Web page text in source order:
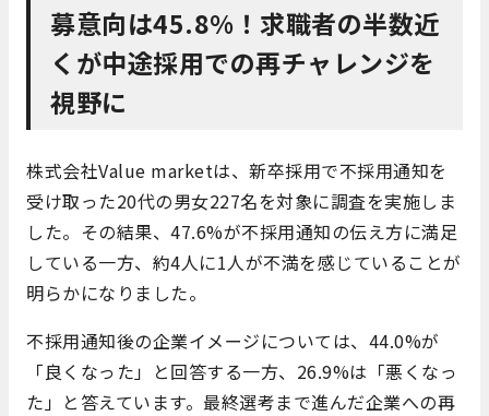
募意向は45.8%！求職者の半数近
くが中途採用での再チャレンジを
視野に
株式会社Value marketは、新卒採用で不採用通知を
受け取った20代の男女227名を対象に調査を実施しま
した。​その結果、47.6%が不採用通知の伝え方に満足
している一方、約4人に1人が不満を感じていることが
明らかになりました。​
不採用通知後の企業イメージについては、44.0%が
「良くなった」と回答する一方、26.9%は「悪くなっ
た」と答えています。​最終選考まで進んだ企業への再